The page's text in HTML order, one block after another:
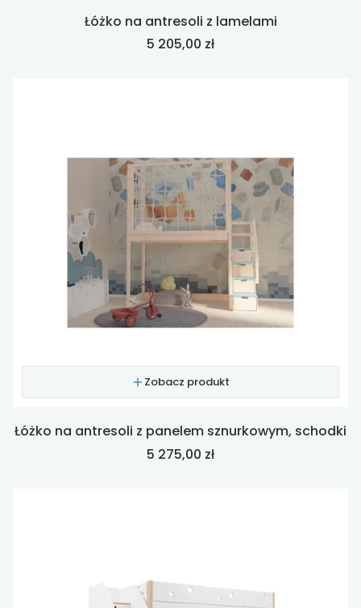
Łóżko na antresoli z lamelami
Cena
5 205,00 zł
Zobacz produkt
Łóżko na antresoli z panelem sznurkowym, schodki
Cena
5 275,00 zł